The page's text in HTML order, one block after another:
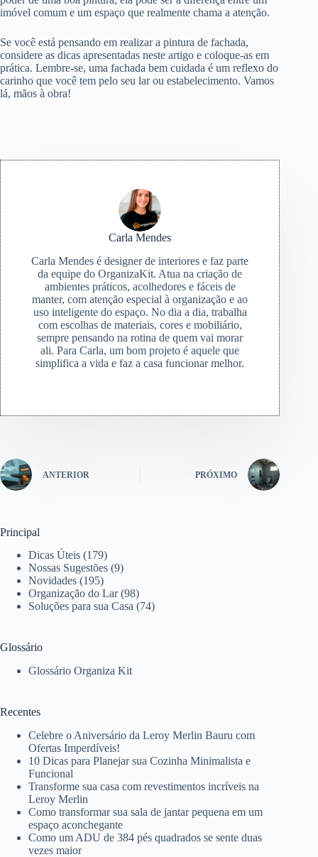
imóvel comum e um espaço que realmente chama a atenção.
Se você está pensando em realizar a pintura de fachada,
considere as dicas apresentadas neste artigo e coloque-as em
prática. Lembre-se, uma fachada bem cuidada é um reflexo do
carinho que você tem pelo seu lar ou estabelecimento. Vamos
lá, mãos à obra!
Carla Mendes
Carla Mendes é designer de interiores e faz parte
da equipe do OrganizaKit. Atua na criação de
ambientes práticos, acolhedores e fáceis de
manter, com atenção especial à organização e ao
uso inteligente do espaço. No dia a dia, trabalha
com escolhas de materiais, cores e mobiliário,
sempre pensando na rotina de quem vai morar
ali. Para Carla, um bom projeto é aquele que
simplifica a vida e faz a casa funcionar melhor.
ANTERIOR PRÓXIMO
Principal
Dicas Úteis (179)
Nossas Sugestões (9)
Novidades (195)
Organização do Lar(98)
Soluções para sua Casa (74)
Glossário
Glossário Organiza Kit
Recentes
Celebre o Aniversário da Leroy Merlin Bauru com
Ofertas Imperdíveis!
10 Dicas para Planejar sua Cozinha Minimalista e
Funcional
Transforme sua casa com revestimentos incríveis na
Leroy Merlin
Como transformar sua sala de jantar pequena em um
espaço aconchegante
Como um ADU de 384 pés quadrados se sente duas
vezes maior